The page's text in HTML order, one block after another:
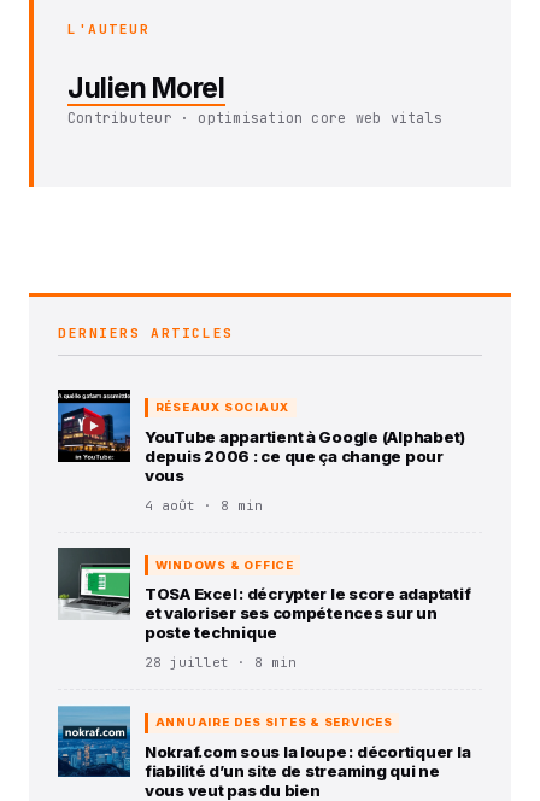
L'AUTEUR
Julien Morel
Contributeur · optimisation core web vitals
DERNIERS ARTICLES
RÉSEAUX SOCIAUX
YouTube appartient à Google (Alphabet)
depuis 2006 : ce que ça change pour
vous
4 août · 8 min
WINDOWS & OFFICE
TOSA Excel : décrypter le score adaptatif
et valoriser ses compétences sur un
poste technique
28 juillet · 8 min
ANNUAIRE DES SITES & SERVICES
Nokraf.com sous la loupe : décortiquer la
fiabilité d’un site de streaming qui ne
vous veut pas du bien